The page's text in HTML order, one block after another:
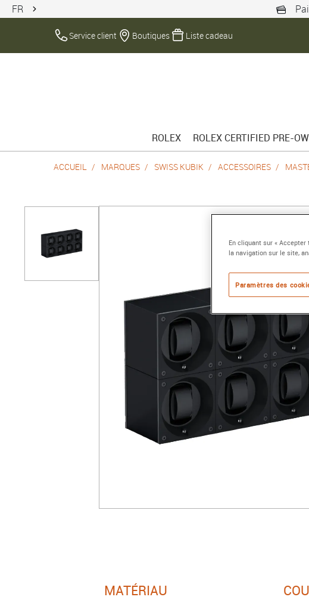
FR
Service client Boutiques Liste cadeau
ROLEX ROLEX CERTIFIED PRE-
ACCUEIL MARQUES SWISS KUBIK ACCESSOIRES
MATÉRIAU
En cliquant sur «
la navigation sur le site,
Paramètres des